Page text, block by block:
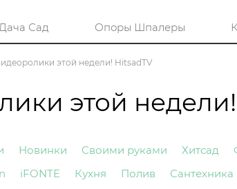
Сад Опоры Шпалеры
этой недели! HitsadTV
этой
Новинки Своими руками Хитсад
iFONTE Кухня Полив Сантехника